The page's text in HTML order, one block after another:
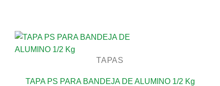
TAPAS
TAPA PS PARA BANDEJA DE ALUMINO 1/2 Kg